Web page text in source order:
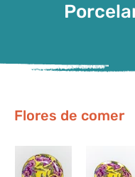
Flores de comer